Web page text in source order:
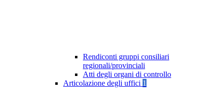
Rendiconti gruppi consiliari
regionali/provinciali
Atti degli organi di controllo
Articolazione degli uffici 1